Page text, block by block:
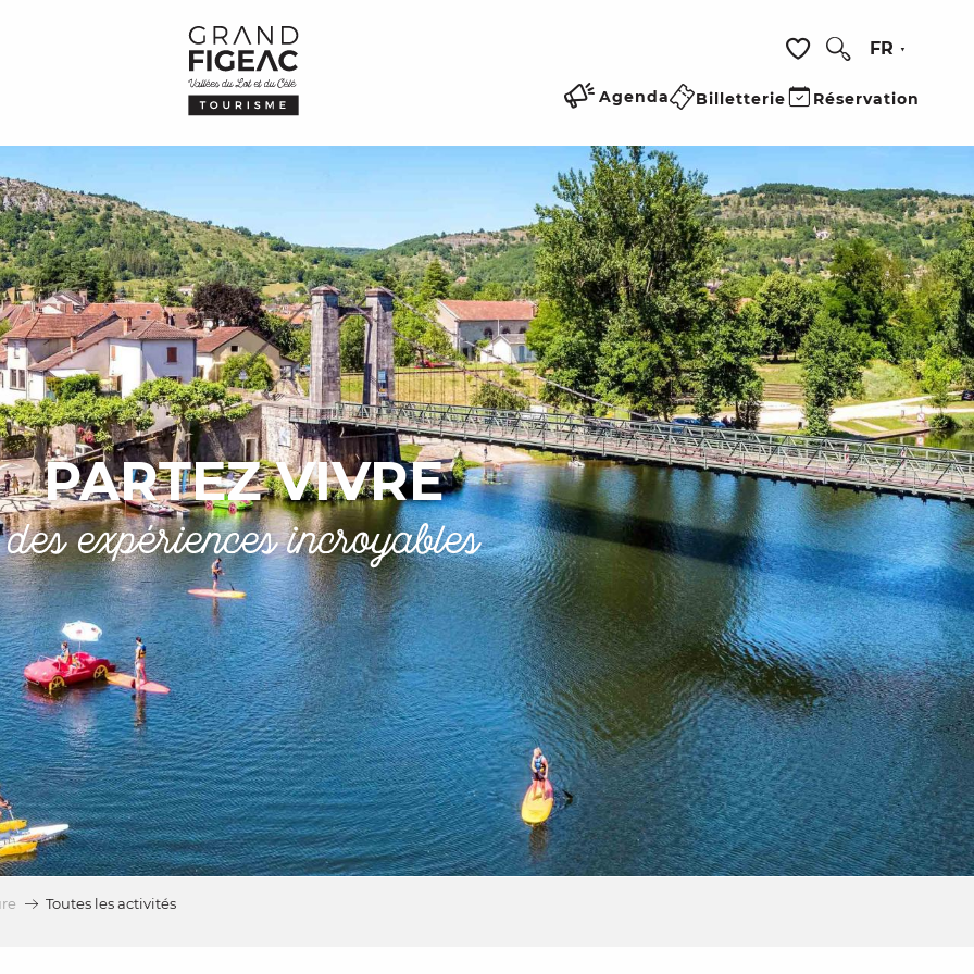
Voir les favoris
FR
Agenda Billetterie Réservation
PARTEZ VIVRE
des expériences incroyables
Toutes les activités